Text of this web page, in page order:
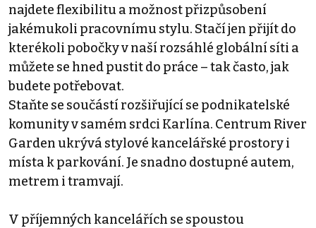
najdete flexibilitu a možnost přizpůsobení
jakémukoli pracovnímu stylu. Stačí jen přijít do
kterékoli pobočky v naší rozsáhlé globální síti a
můžete se hned pustit do práce – tak často, jak
budete potřebovat.
Staňte se součástí rozšiřující se podnikatelské
komunity v samém srdci Karlína. Centrum River
Garden ukrývá stylové kancelářské prostory i
místa k parkování. Je snadno dostupné autem,
metrem i tramvají.
V příjemných kancelářích se spoustou